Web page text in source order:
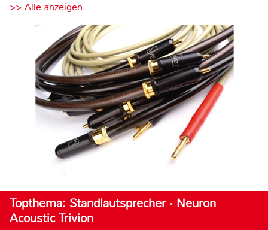
>> Alle anzeigen
Topthema: Standlautsprecher · Neuron
Acoustic Trivion